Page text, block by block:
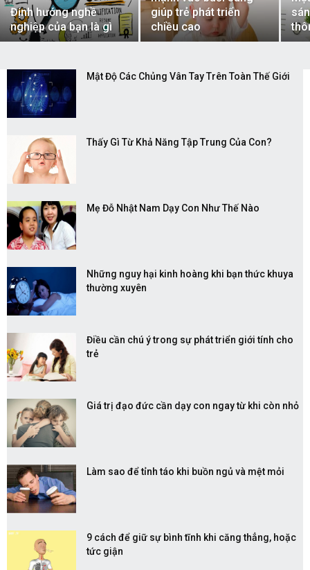
Định hướng nghề
nghiệp của bạn là gì
giúp trẻ phát triển
chiều cao
Mật Độ Các Chủng Vân Tay Trên Toàn Thế Giới
Thấy Gì Từ Khả Năng Tập Trung Của Con?
Mẹ Đỗ Nhật Nam Dạy Con Như Thế Nào
Những nguy hại kinh hoàng khi bạn thức khuya
thường xuyên
Điều cần chú ý trong sự phát triển giới tính cho
trẻ
Giá trị đạo đức cần dạy con ngay từ khi còn nhỏ
Làm sao để tỉnh táo khi buồn ngủ và mệt mỏi
9 cách để giữ sự bình tĩnh khi căng thẳng, hoặc
tức giận